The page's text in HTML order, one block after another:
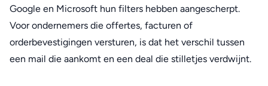
Google en Microsoft hun filters hebben aangescherpt.
Voor ondernemers die offertes, facturen of
orderbevestigingen versturen, is dat het verschil tussen
een mail die aankomt en een deal die stilletjes verdwijnt.